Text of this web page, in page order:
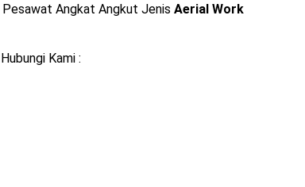
Pesawat Angkat Angkut Jenis Aerial Work
Kami :